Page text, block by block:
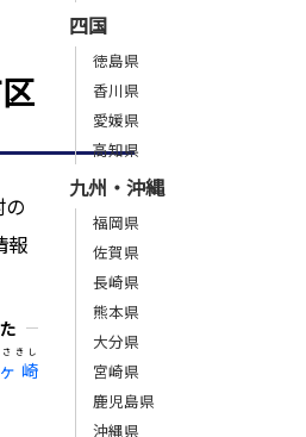
報
た
崎
きし
四国
徳島県
香川県
愛媛県
高知県
九州・沖縄
福岡県
佐賀県
長崎県
熊本県
大分県
宮崎県
鹿児島県
沖縄県